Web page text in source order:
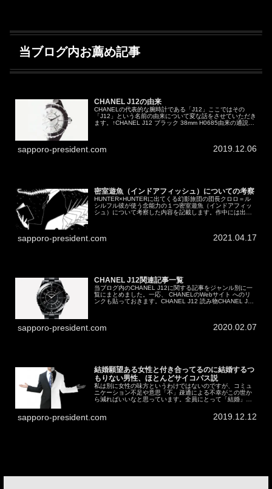
当ブログ内お薦め記事
CHANEL J12の由来
CHANELの代表的な腕時計である「J12」ここではその
「J12」という名前の由来について変な話をさせていただき
ます。↑CHANEL J12 ブラック 38mm H0685由来の通説
sapporo-president.com 2019.12.06
密室遊魚（インドアフィッシュ）についての考察
HUNTER×HUNTERに出てくる幻影旅団の団長クロロ＝ル
シルフル彼が使う念能力の１つ密室遊魚（インドアフィッ
シュ）について考察した内容を記載します。作中には出て
sapporo-president.com 2021.04.17
CHANEL J12関連記事一覧
当ブログ内のCHANEL J12に関する記事をジャンル別に一
覧にまとめました。一応、 CHANELのWebサイト へのリ
ンクも貼っておきます。CHANEL J12 読み物CHANEL J12
sapporo-president.com 2020.02.07
結婚願望ある女性と付き合ってるのに結婚するつ
もりない男性、ほとんどサイコパス説
私は別に女性の味方というわけではないのですが、コミュ
ニケーション不足や意思「不」疎通による不幸がこの世か
ら減ればいいなと思っています。全員にとって「結婚」
sapporo-president.com 2019.12.12